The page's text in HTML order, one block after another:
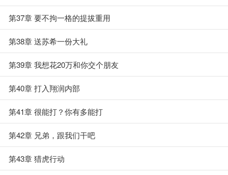
第37章 要不拘一格的提拔重用
第38章 送苏希一份大礼
第39章 我想花20万和你交个朋友
第40章 打入翔润内部
第41章 很能打？你有多能打
第42章 兄弟，跟我们干吧
第43章 猎虎行动